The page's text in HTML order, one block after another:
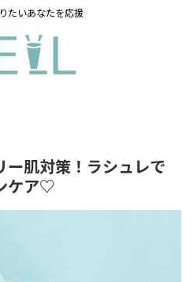
たいあなたを応援
ー肌対策！ラシュレで
ケア♡